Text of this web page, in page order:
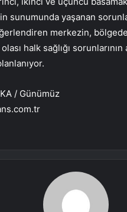
sunumunda yaşanan
merkezin,
halk sağlığı
/ Günümüz